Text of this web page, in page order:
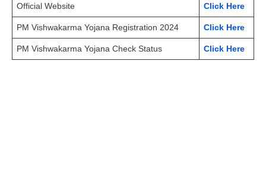
Official Website Click Here
PM Vishwakarma Yojana Registration 2024 Click Here
PM Vishwakarma Yojana Check Status Click Here